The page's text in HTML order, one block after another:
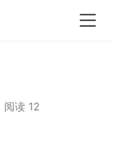
阅读 12